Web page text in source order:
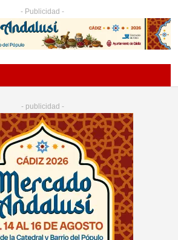
- Publicidad -
- publicidad -